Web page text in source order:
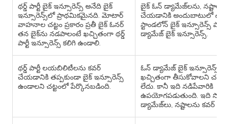
థర్డ్ పార్టీ బైక్ ఇన్సూరెన్స్ అనేది బైక్
ఇన్సూరెన్స్​లో ప్రాథమికమైనది. మోటార్
వాహనాల చట్టం ప్రకారం ప్రతీ బైక్ ఓనర్
తన బైక్​ను నడపాలంటే ఖచ్చితంగా థర్డ్
పార్టీ ఇన్సూరెన్స్ కలిగి ఉండాలి.
బైక్ ఓన్ డ్యామేజ్​లను,
చేయడానికి అందుబాటులో ఉన్న
స్టాండలోన్ బైక్ ఇన్సూరెన్స్
డ్యామేజ్ బైక్ ఇన్సూరెన్స్.
థర్డ్ పార్టీ లయబిలిటీలను కవర్
చేయడానికి తప్పకుండా బైక్ ఇన్సూరెన్స్
ఉండాలని చట్టంలో పేర్కొనబడింది.
ఓన్ డ్యామేజ్ బైక్ ఇన్సూరెన్స్
ఖచ్చితంగా తీసుకోవాలని
లేదు. కానీ ఇది నడిపేవారికి
ఉపయోగపడుతుంది. ఇది సొంత
డ్యామేజ్​లు, నష్టాలను కవర్